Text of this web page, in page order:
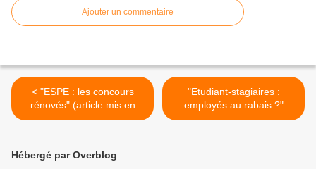
Ajouter un commentaire
< "ESPE : les concours
rénovés" (article mis en
ligne sur le site du
"Etudiant-stagiaires :
employés au rabais ?"
(Emission "Grantanfi"
Hébergé par Overblog